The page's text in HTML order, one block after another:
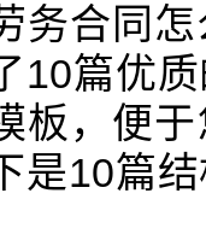
务合同
10篇优
板，便
是10篇